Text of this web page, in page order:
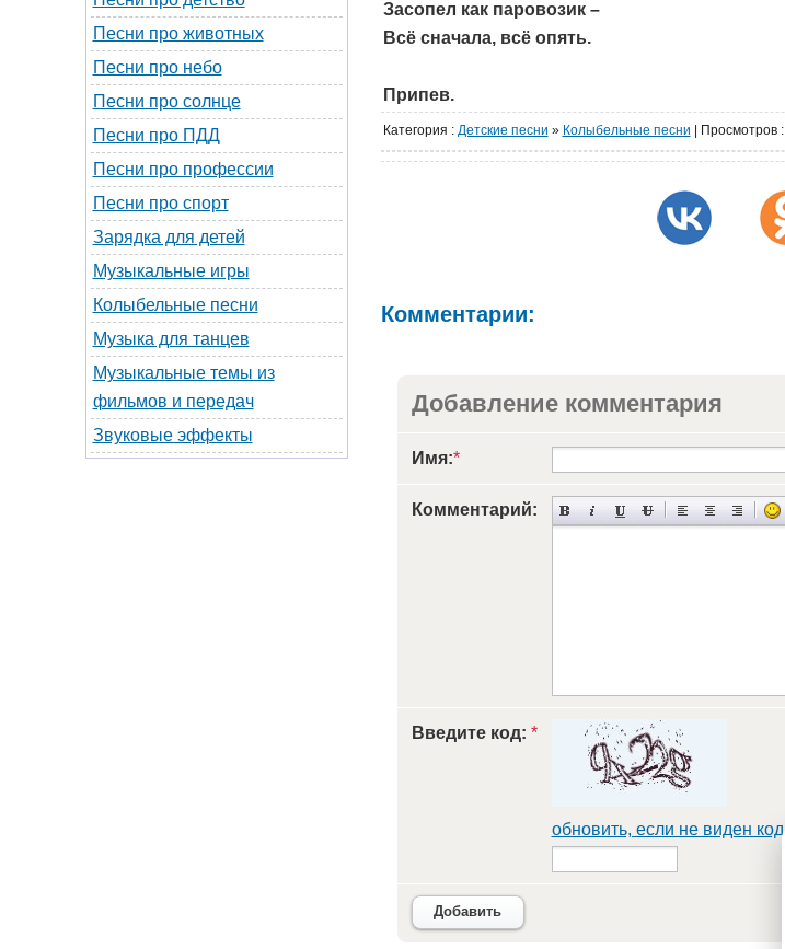
Песни про животных
Песни про небо
Песни про солнце
Песни про ПДД
Песни про профессии
Песни про спорт
Зарядка для детей
Музыкальные игры
Колыбельные песни
Музыка для танцев
Музыкальные темы из
фильмов и передач
Звуковые эффекты
Засопел как паровозик –
Всё сначала, всё опять.
Припев.
Категория : Детские песни » Колыбельные песни | Просмотров :
Комментарии:
Добавление комментария
Имя:*
Комментарий:
Введите код: *
обновить, если не виден код
Добавить